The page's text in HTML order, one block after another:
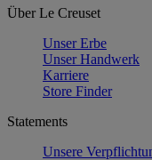
Über Le Creuset
Unser Erbe
Unser Handwerk
Karriere
Store Finder
Statements
Unsere